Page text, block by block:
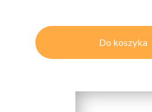
Do koszyka